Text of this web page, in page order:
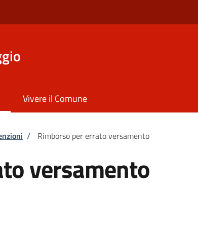
Vivere il Comune
/ Rimborso per errato versamento
versamento